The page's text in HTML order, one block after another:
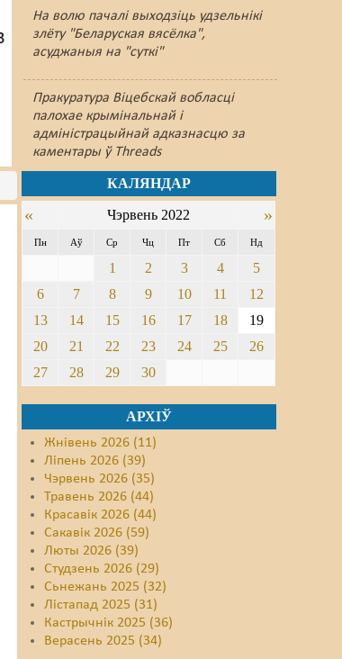
На волю пачалі выходзіць удзельнікі
злёту "Беларуская вясёлка",
асуджаныя на "суткі"
Пракуратура Віцебскай вобласці
палохае крымінальнай і
адміністрацыйнай адказнасцю за
каментары ў Threads
КАЛЯНДАР
« Чэрвень 2022 »
Пн Аў Ср Чц Пт Сб Нд
1 2 3 4
5
6
7 8 9 10 11
12
13
14 15 16 17 18
19
20
21 22 23 24 25
26
27
28 29 30
АРХІЎ
Жнівень 2026 (11)
Ліпень 2026 (39)
Чэрвень 2026 (35)
Травень 2026 (44)
Красавік 2026 (44)
Сакавік 2026 (59)
Люты 2026 (39)
Студзень 2026 (29)
Сьнежань 2025 (32)
Лістапад 2025 (31)
Кастрычнік 2025 (36)
Верасень 2025 (34)